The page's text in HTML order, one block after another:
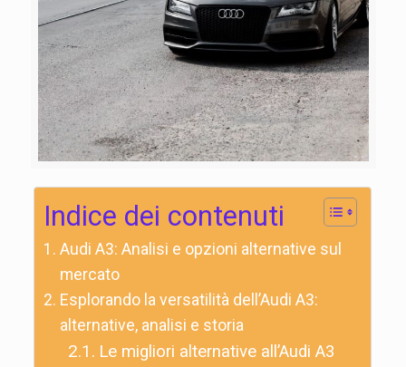
Indice dei contenuti
Audi A3: Analisi e opzioni alternative sul
mercato
Esplorando la versatilità dell’Audi A3:
alternative, analisi e storia
Le migliori alternative all’Audi A3